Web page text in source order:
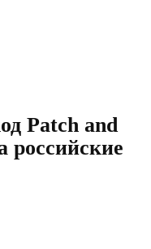
Patch and